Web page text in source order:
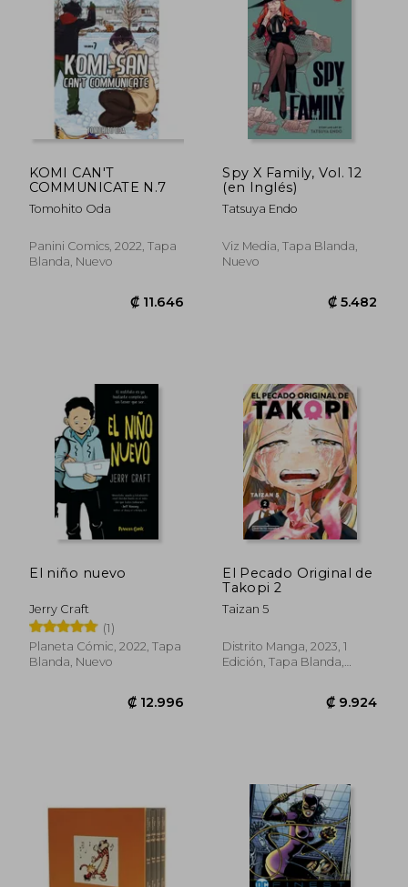
₡ 13.450
₡ 8.869
KOMI CAN'T
COMMUNICATE N.7
Tomohito Oda
Panini Comics, 2022, Tapa
Blanda, Nuevo
Spy X Family, Vol. 12
(en Inglés)
Tatsuya Endo
Viz Media, Tapa Blanda,
Nuevo
El niño nuevo
Jerry Craft
(1)
Planeta Cómic, 2022, Tapa
Blanda, Nuevo
El Pecado Original de
Takopi 2
Taizan 5
Distrito Manga, 2023, 1
Edición, Tapa Blanda,